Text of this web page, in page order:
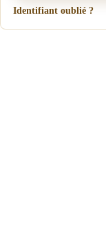
Identifiant oublié ?